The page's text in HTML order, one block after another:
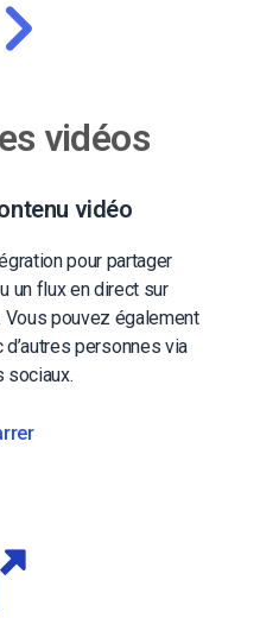
vidéos
vidéo
pour partager
un flux en direct sur
Vous pouvez également
personnes via
sociaux.